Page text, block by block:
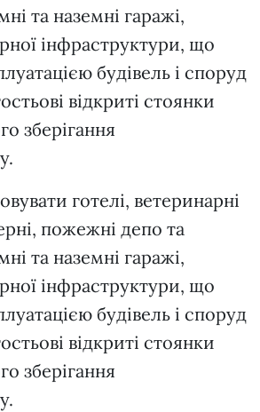
та наземні гаражі,
інфраструктури, що
будівель і споруд
відкриті стоянки
зберігання
готелі, ветеринарні
пожежні депо та
та наземні гаражі,
інфраструктури, що
будівель і споруд
відкриті стоянки
зберігання